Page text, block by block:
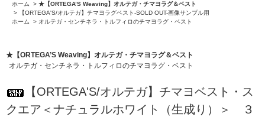
ホーム > ★【ORTEGA’S Weaving】オルテガ・チマヨラグ＆ベスト
>
【ORTEGA'S/オルテガ】チマヨラグベスト-SOLD OUT-画像サンプル用
ホーム
> オルテガ・センチネラ・トルフィロのチマヨラグ・ベスト
★【ORTEGA’S Weaving】オルテガ・チマヨラグ＆ベスト
オルテガ・センチネラ・トルフィロのチマヨラグ・ベスト
【ORTEGA'S/オルテガ】チマヨベスト・ス
クエア＜ナチュラルホワイト（生成り）＞ ３